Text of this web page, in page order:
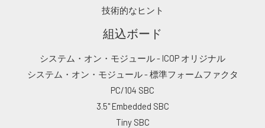
技術的なヒント
組込ボード
システム・オン・モジュール - ICOP オリジナル
システム・オン・モジュール - 標準フォームファクタ
PC/104 SBC
3.5" Embedded SBC
Tiny SBC